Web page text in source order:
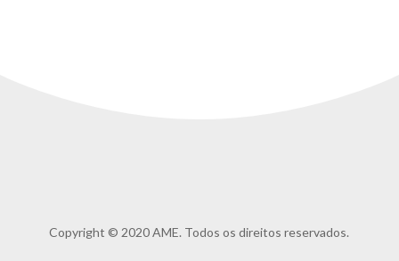
Copyright © 2020 AME. Todos os direitos reservados.